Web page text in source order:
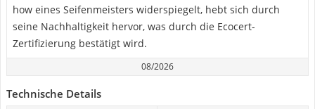
how eines Seifenmeisters widerspiegelt, hebt sich durch
seine Nachhaltigkeit hervor, was durch die Ecocert-
Zertifizierung bestätigt wird.
08/2026
Technische Details